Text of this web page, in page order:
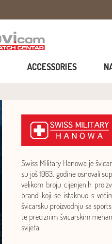
ACCESSORIES
Swiss Military Hanowa je
su još 1963. godine osnovali
velikom broju cijenjenih
brand koji se istaknuo s
švicarsku proizvodnju sa
te preciznim švicarskim
svijeta.